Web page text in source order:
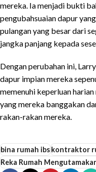
mereka. Ia menjadi bukti
pengubahsuaian dapur
pulangan yang besar dari
jangka panjang kepada
Dengan perubahan ini,
dapur impian mereka
memenuhi keperluan
yang mereka banggakan
rakan-rakan mereka.
bina rumah ibskontraktor
Reka Rumah